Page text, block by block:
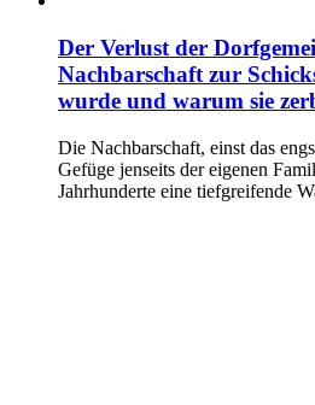
Der Verlust der
Nachbarschaft zur
wurde und warum sie
Die Nachbarschaft, einst das
Gefüge jenseits der eigenen
Jahrhunderte eine tiefgreifende